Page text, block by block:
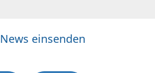
News einsenden